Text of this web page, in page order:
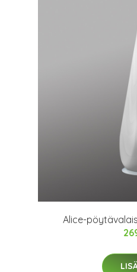
Alice-